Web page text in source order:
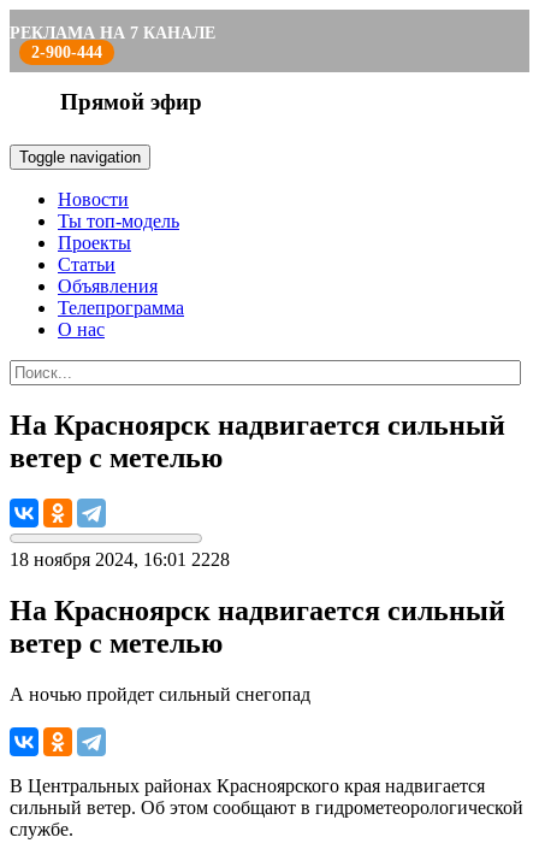
РЕКЛАМА НА 7 КАНАЛЕ
2-900-444
Прямой эфир
Toggle navigation
Новости
Ты топ-модель
Проекты
Статьи
Объявления
Телепрограмма
О нас
На Красноярск надвигается сильный
ветер с метелью
18 ноября 2024, 16:01 2228
На Красноярск надвигается сильный
ветер с метелью
А ночью пройдет сильный снегопад
В Центральных районах Красноярского края надвигается
сильный ветер. Об этом сообщают в гидрометеорологической
службе.